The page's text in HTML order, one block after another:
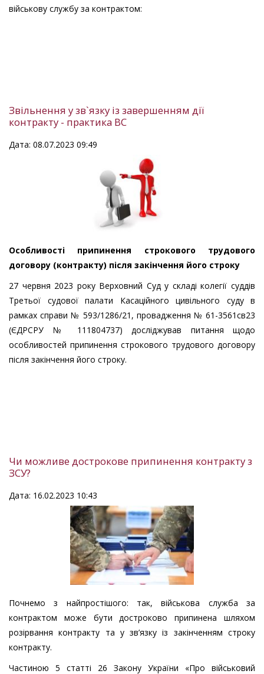
військову службу за контрактом:
Звільнення у зв`язку із завершенням дії
контракту - практика ВС
Дата: 08.07.2023 09:49
Особливості припинення строкового трудового
договору (контракту) після закінчення його строку
27 червня 2023 року Верховний Суд у складі колегії суддів
Третьої судової палати Касаційного цивільного суду в
рамках справи № 593/1286/21, провадження № 61-3561св23
(ЄДРСРУ № 111804737) досліджував питання щодо
особливостей припинення строкового трудового договору
після закінчення його строку.
Чи можливе дострокове припинення контракту з
ЗСУ?
Дата: 16.02.2023 10:43
Почнемо з найпростішого: так, військова служба за
контрактом може бути достроково припинена шляхом
розірвання контракту та у зв’язку із закінченням строку
контракту.
Частиною 5 статті 26 Закону України «Про військовий